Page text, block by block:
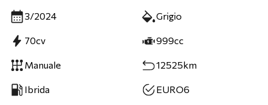
3/2024 Grigio
70cv 999cc
Manuale 12525km
Ibrida EURO6